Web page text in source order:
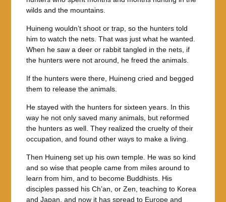
wilds and the mountains.
Huineng wouldn’t shoot or trap, so the hunters told
him to watch the nets. That was just what he wanted.
When he saw a deer or rabbit tangled in the nets, if
the hunters were not around, he freed the animals.
If the hunters were there, Huineng cried and begged
them to release the animals.
He stayed with the hunters for sixteen years. In this
way he not only saved many animals, but reformed
the hunters as well. They realized the cruelty of their
occupation, and found other ways to make a living.
Then Huineng set up his own temple. He was so kind
and so wise that people came from miles around to
learn from him, and to become Buddhists. His
disciples passed his Ch’an, or Zen, teaching to Korea
and Japan, and now it has spread to Europe and